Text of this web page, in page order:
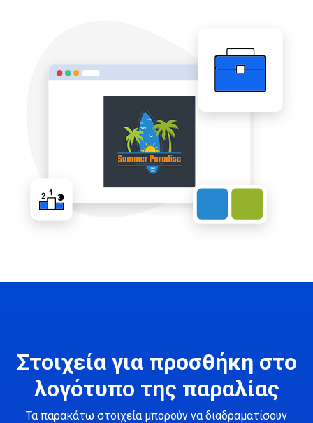
Στοιχεία για προσθήκη στο
λογότυπο της παραλίας
Τα παρακάτω στοιχεία μπορούν να διαδραματίσουν